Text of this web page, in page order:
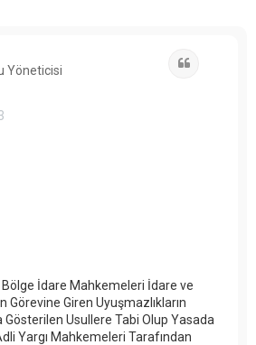
Yöneticisi
Bölge İdare Mahkemeleri İdare ve
Giren Uyuşmazlıkların
Gösterilen Usullere Tabi Olup Yasada
Yargı Mahkemeleri Tarafından